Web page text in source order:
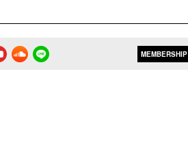
MEMBERSHIP